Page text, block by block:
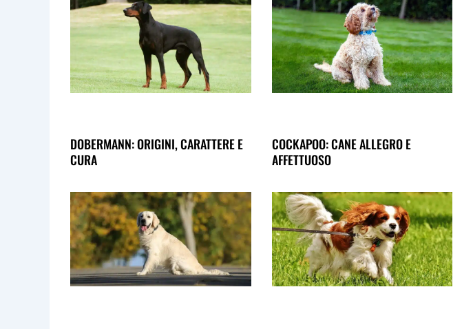
DOBERMANN: ORIGINI, CARATTERE E
CURA
COCKAPOO: CANE ALLEGRO E
AFFETTUOSO